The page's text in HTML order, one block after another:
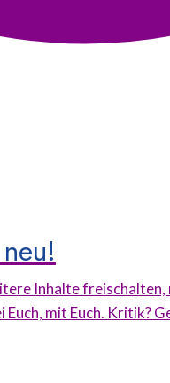
Inhalte
mit Euch. Kritik?